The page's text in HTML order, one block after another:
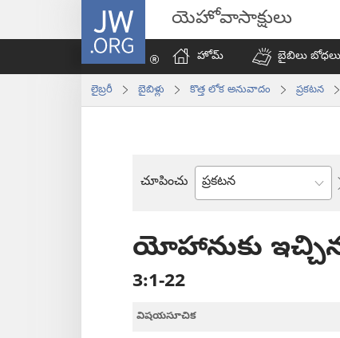
JW.ORG యెహోవాసాక్షులు
హోమ్‌
బైబిలు బోధలు
లైబ్రరీ బైబిళ్లు కొత్త లోక అనువాదం ప్రకటన
చూపించు
బైబిలు
యోహానుకు ఇచ్చిన
3:1-22
విషయసూచిక